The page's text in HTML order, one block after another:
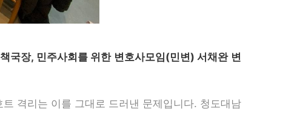
국장, 민주사회를 위한 변호사모임(민변) 서채완 변
격리는 이를 그대로 드러낸 문제입니다. 청도대남